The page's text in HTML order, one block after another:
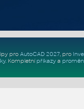
pro AutoCAD 2027, pro
. Kompletní příkazya